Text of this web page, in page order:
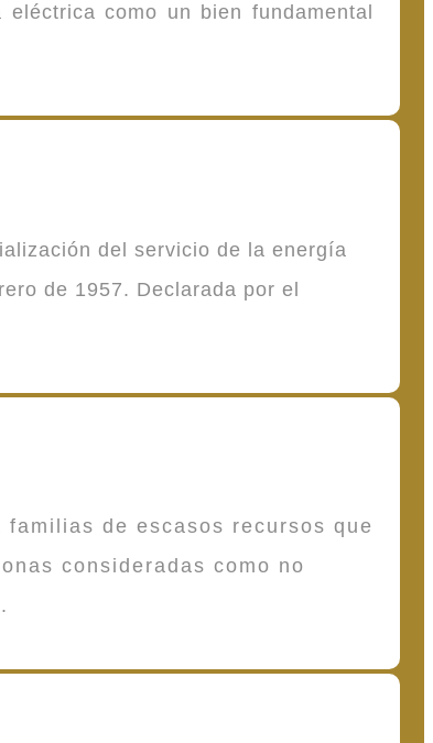
como un bien fundamental
del servicio de la energía
de 1957. Declarada por el
de escasos recursos que
consideradas como no